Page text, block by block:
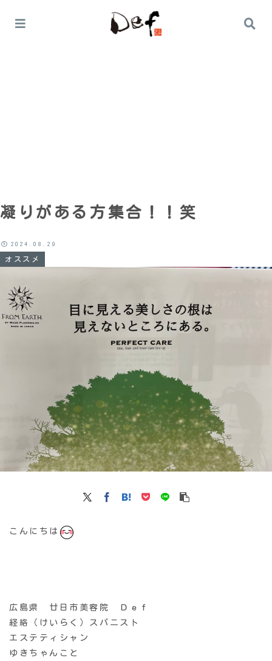
凝りがある方集合！！笑
オススメ
2024.08.29
こんにちは
広島県 廿日市美容院 Ｄｅｆ
経絡（けいらく）スパニスト
エステティシャン
ゆきちゃんこと